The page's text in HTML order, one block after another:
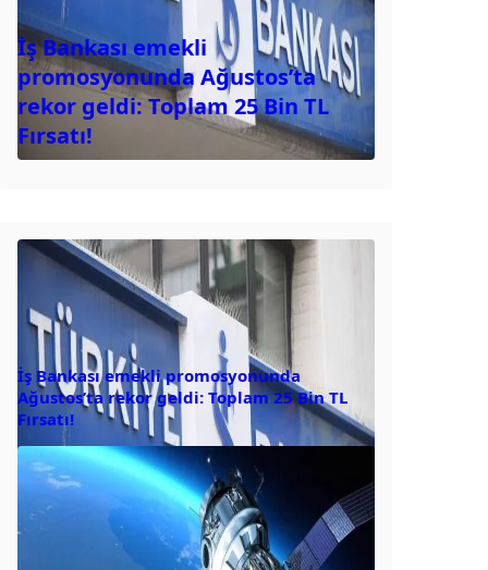
İş Bankası emekli
promosyonunda Ağustos’ta
rekor geldi: Toplam 25 Bin TL
Fırsatı!
İş Bankası emekli promosyonunda
Ağustos’ta rekor geldi: Toplam 25 Bin TL
Fırsatı!